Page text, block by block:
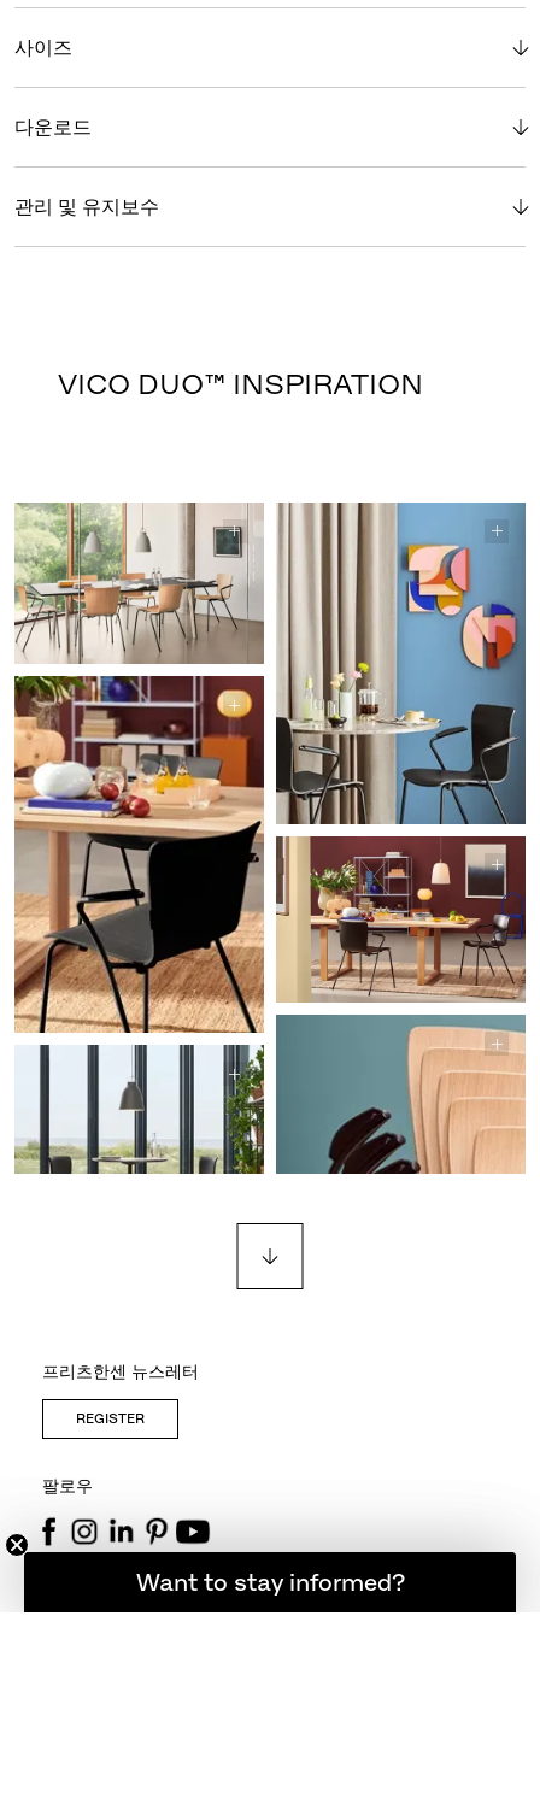
사이즈
다운로드
관리 및 유지보수
VICO DUO™ INSPIRATION
프리츠한센 뉴스레터
REGISTER
팔로우
소식을 계속 받아보고 싶으신가요?
Want to stay informed?